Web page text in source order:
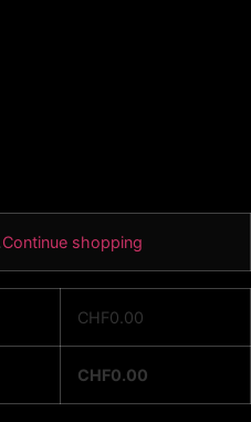
Continue shopping
CHF0.00
CHF0.00